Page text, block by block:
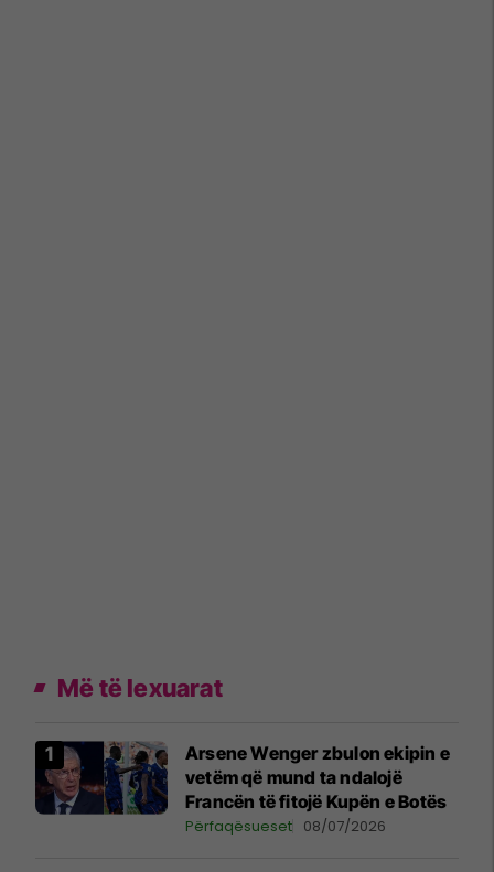
Më të lexuarat
Arsene Wenger zbulon ekipin e
vetëm që mund ta ndalojë
Francën të fitojë Kupën e Botës
Përfaqësueset 08/07/2026